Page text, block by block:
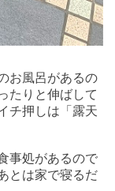
お風呂があるの
たりと伸ばして
チ押しは「露天
事処があるので
とは家で寝るだ